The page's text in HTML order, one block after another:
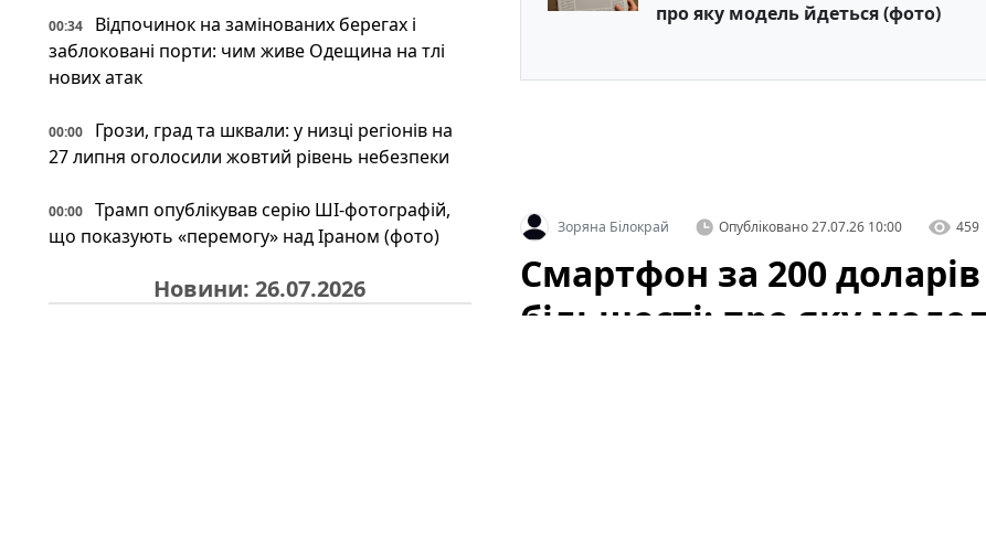
00:34
Відпочинок на замінованих берегах і
заблоковані порти: чим живе Одещина на тлі
нових атак
00:00
Грози, град та шквали: у низці регіонів на
27 липня оголосили жовтий рівень небезпеки
00:00
Трамп опублікував серію ШІ-фотографій,
що показують «перемогу» над Іраном (фото)
Новини: 26.07.2026
про яку модель йдеться (фото)
Зоряна Білокрай Опубліковано27.07.26 10:00 459
Смартфон за 200
більшості: про яку